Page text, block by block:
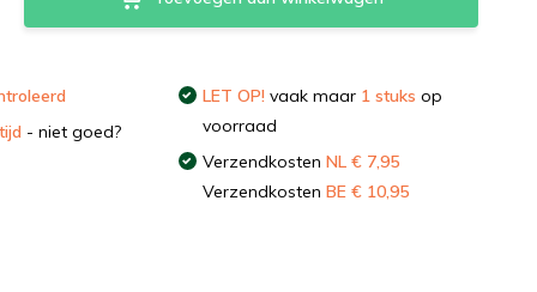
- niet goed?
LET OP!vaak maar 1 stuks op
voorraad
Verzendkosten NL € 7,95
Verzendkosten BE € 10,95